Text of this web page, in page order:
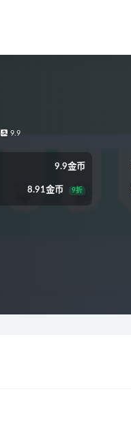
9.9
9.9金币
8.91金币 9折